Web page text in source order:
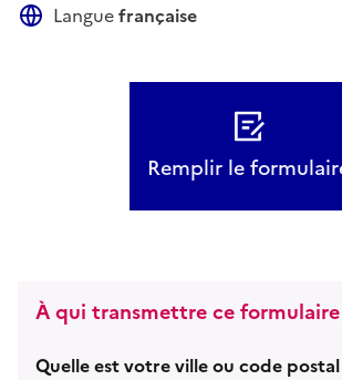
Languefrançaise
Remplir le
À qui transmettre ce
Quelle est votre ville ou code postal